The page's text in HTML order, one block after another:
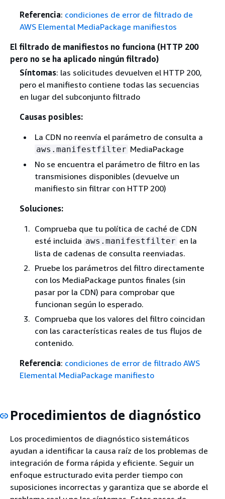
Referencia: condiciones de error de filtrado de
AWS Elemental MediaPackage manifiestos
El filtrado de manifiestos no funciona (HTTP 200
pero no se ha aplicado ningún filtrado)
Síntomas: las solicitudes devuelven el HTTP 200,
pero el manifiesto contiene todas las secuencias
en lugar del subconjunto filtrado
Causas posibles:
La CDN no reenvía el parámetro de consulta a
aws.manifestfilter MediaPackage
No se encuentra el parámetro de filtro en las
transmisiones disponibles (devuelve un
manifiesto sin filtrar con HTTP 200)
Soluciones:
Comprueba que tu política de caché de CDN
esté incluida aws.manifestfilter en la
lista de cadenas de consulta reenviadas.
Pruebe los parámetros del filtro directamente
con los MediaPackage puntos finales (sin
pasar por la CDN) para comprobar que
funcionan según lo esperado.
Comprueba que los valores del filtro coincidan
con las características reales de tus flujos de
contenido.
Referencia: condiciones de error de filtrado AWS
Elemental MediaPackage manifiesto
Procedimientos de diagnóstico
Los procedimientos de diagnóstico sistemáticos
ayudan a identificar la causa raíz de los problemas de
integración de forma rápida y eficiente. Seguir un
enfoque estructurado evita perder tiempo con
suposiciones incorrectas y garantiza que se aborde el